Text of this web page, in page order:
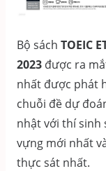
Bộ sách TOEIC
2023được ra
nhất được phát
chuỗi đề dự
nhật với thí sinh
vựng mới nhất
thực sát nhất.